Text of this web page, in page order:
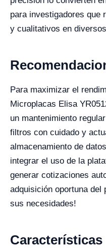
para investigadores que
y cualitativos en
Para maximizar el
Microplacas Elisa
un mantenimiento
filtros con cuidado y
almacenamiento de
integrar el uso de la
generar cotizaciones
adquisición oportuna del
sus necesidades!
Características